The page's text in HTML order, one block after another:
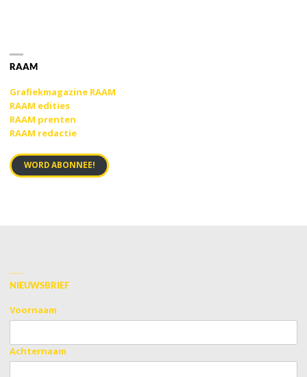
RAAM
Grafiekmagazine RAAM
RAAM edities
RAAM prenten
RAAM redactie
WORD ABONNEE!
NIEUWSBRIEF
Voornaam
Achternaam